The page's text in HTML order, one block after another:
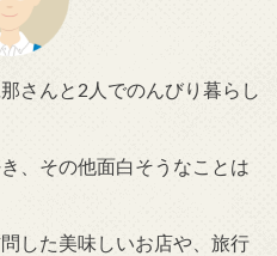
さんと2人でのんびり暮らし
、その他面白そうなことは
した美味しいお店や、旅行